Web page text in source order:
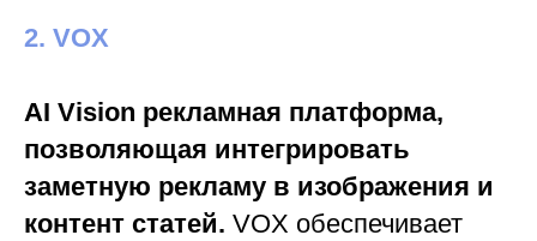
2. VOX
AI Vision рекламная платформа,
позволяющая интегрировать
заметную рекламу в изображения и
контент статей. VOX обеспечивает